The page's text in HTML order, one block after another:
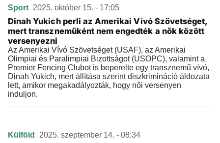
Sport 2025. október 15. - 17:05
Dinah Yukich perli az Amerikai Vívó Szövetséget,
mert transzneműként nem engedték a nők között
versenyezni
Az Amerikai Vívó Szövetséget (USAF), az Amerikai
Olimpiai és Paralimpiai Bizottságot (USOPC), valamint a
Premier Fencing Clubot is beperelte egy transznemű vívó,
Dinah Yukich, mert állítása szerint diszkrimináció áldozata
lett, amikor megakadályozták, hogy női versenyen
induljon.
Külföld 2025. szeptember 14. - 08:34